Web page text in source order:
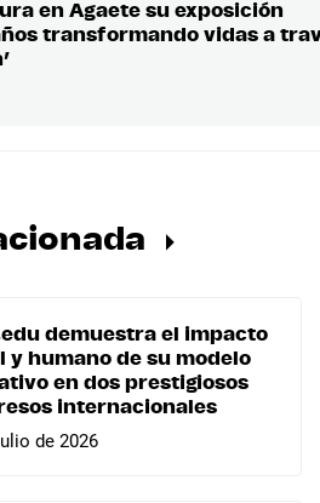
en Agaete su exposición
transformando vidas a
demuestra el impacto
y humano de su modelo
en dos prestigiosos
internacionales
de 2026